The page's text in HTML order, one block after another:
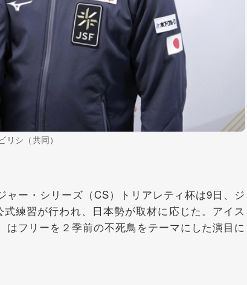
シ（共同）
ー・シリーズ（CS）トリアレティ杯は9日、ジ
練習が行われ、日本勢が取材に応じた。アイス
はフリーを２季前の不死鳥をテーマにした演目に